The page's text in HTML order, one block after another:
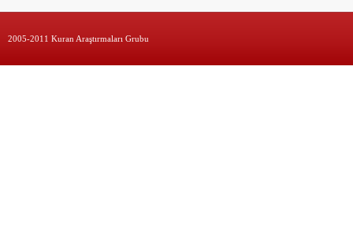
2005-2011 Kuran Araştırmaları Grubu